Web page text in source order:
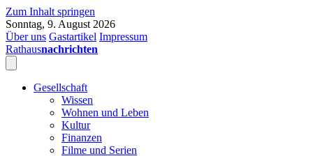
Zum Inhalt springen
Sonntag, 9. August 2026
Über uns Gastartikel Impressum
Rathausnachrichten
Gesellschaft
Wissen
Wohnen und Leben
Kultur
Finanzen
Filme und Serien